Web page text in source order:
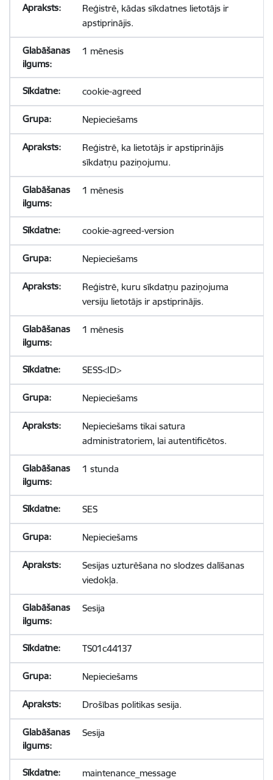
Reģistrē, kādas sīkdatnes lietotājs ir
apstiprinājis.
1 mēnesis
cookie-agreed
Nepieciešams
Reģistrē, ka lietotājs ir apstiprinājis
sīkdatņu paziņojumu.
1 mēnesis
cookie-agreed-version
Nepieciešams
Reģistrē, kuru sīkdatņu paziņojuma
versiju lietotājs ir apstiprinājis.
1 mēnesis
SESS<ID>
Nepieciešams
Nepieciešams tikai satura
administratoriem, lai autentificētos.
1 stunda
SES
Nepieciešams
Sesijas uzturēšana no slodzes dalīšanas
viedokļa.
Sesija
TS01c44137
Nepieciešams
Drošības politikas sesija.
Sesija
maintenance_message